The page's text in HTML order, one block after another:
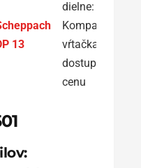
13
dielne:
Kompaktná
vŕtačka za
dostupnú
cenu